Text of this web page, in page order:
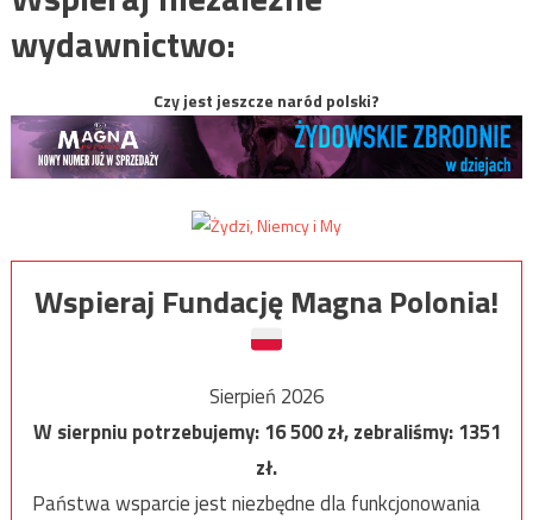
wydawnictwo:
Czy jest jeszcze naród polski?
Wspieraj Fundację Magna Polonia!
Sierpień 2026
W sierpniu potrzebujemy:16 500zł, zebraliśmy:1351
zł.
Państwa wsparcie jest niezbędne dla funkcjonowania